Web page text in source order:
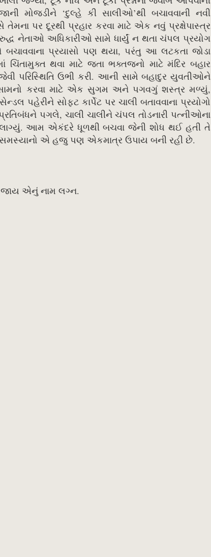
મોજડીને ‘દુલ્હે કી સાલીઓ’થી બચાવવાની નવી
પર દૂરથી પ્રહાર કરવા માટે એક નવું પ્રક્ષેપાસ્ત્ર
નેતાઓ અધિકારીઓ સામે ધાર્યું ન થતા ચંપલ પ્રયોગ
બચાવવાના પ્રયાસો પણ થયા, પરંતુ આ લટકતા જોડા
ચિંતામુક્ત થવા માટે જતા ભક્તજનો માટે મંદિર બહાર
પરિસ્થિતિ ઉભી કરી. આની સામે બહાદુર યુવતીઓને
સામનો કરવા માટે એક સુગમ અને પગવગું શસ્ત્ર મળ્યું,
પહેરીને સોફ્ટ કાર્પેટ પર ચાલી બતાવવાના પ્રયોગો
પગલે, ચાલી ચાલીને ચંપલ તોડનારી પત્નીઓના
લાગ્યું. આમ એકંદરે ધૂળથી બચવા જેની શોધ થઈ હતી તે
સમસ્યાનો એ હજુ પણ એકમાત્ર ઉપાય બની રહી છે.
જાય એનું નામ લગ્ન.